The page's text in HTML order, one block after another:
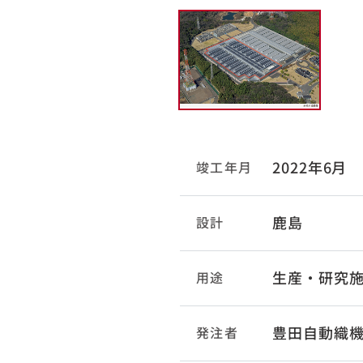
竣工年月 2022年6月
設計 鹿島
用途 生産・研究
発注者 豊田自動織